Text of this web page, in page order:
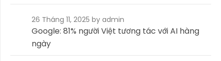
26 Tháng 11, 2025 by admin
Google: 81% người Việt tương tác với AI hàng
ngày